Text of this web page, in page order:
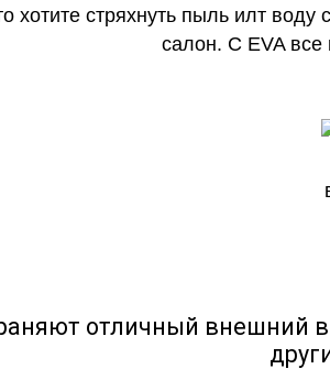
хотите стряхнуть пыль илт воду
салон. С EVA все
отличный внешний